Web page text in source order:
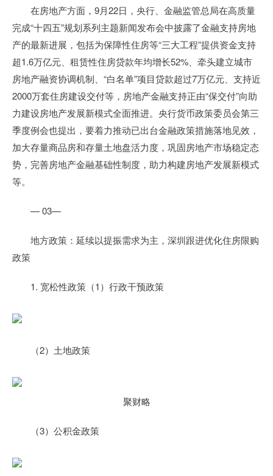
在房地产方面，9月22日，央行、金融监管总局在高质量
完成“十四五”规划系列主题新闻发布会中披露了金融支持房地
产的最新进展，包括为保障性住房等“三大工程”提供资金支持
超1.6万亿元、租赁性住房贷款年均增长52%、牵头建立城市
房地产融资协调机制、“白名单”项目贷款超过7万亿元、支持近
2000万套住房建设交付等，房地产金融支持正由“保交付”向助
力建设房地产发展新模式全面推进。央行货币政策委员会第三
季度例会也提出，要着力推动已出台金融政策措施落地见效，
加大存量商品房和存量土地盘活力度，巩固房地产市场稳定态
势，完善房地产金融基础性制度，助力构建房地产发展新模式
等。
— 03—
地方政策：延续以提振需求为主，深圳跟进优化住房限购
政策
1. 宽松性政策（1）行政干预政策
（2）土地政策
聚财略
（3）公积金政策